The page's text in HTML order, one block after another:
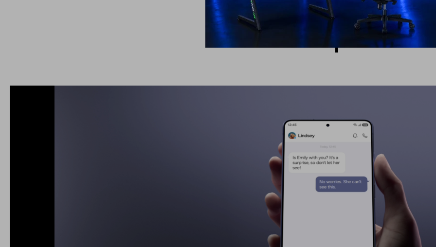
Pantalla de